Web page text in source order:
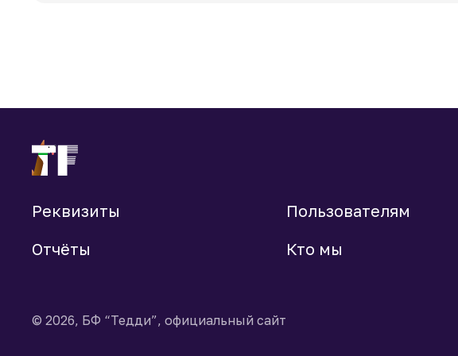
Реквизиты
Пользователям
Отчёты
Кто мы
© 2026, БФ “Тедди”, официальный сайт